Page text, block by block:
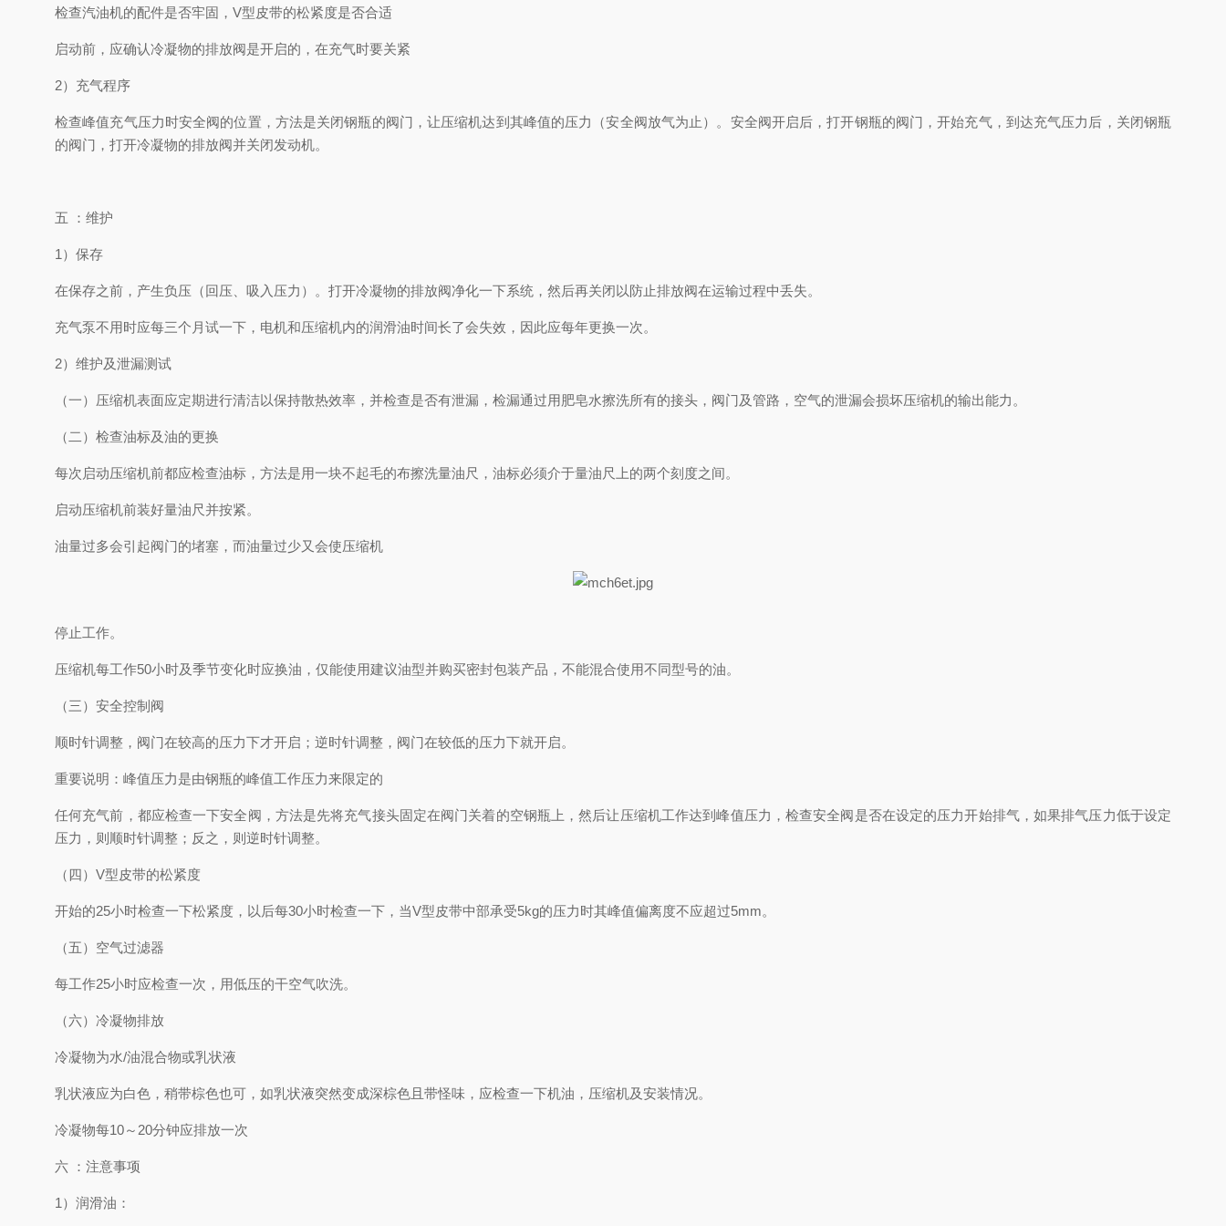
检查汽油机的配件是否牢固，V型皮带的松紧度是否合适
启动前，应确认冷凝物的排放阀是开启的，在充气时要关紧
2）充气程序
检查峰值充气压力时安全阀的位置，方法是关闭钢瓶的阀门，让压缩机达到其峰值的压力（安全阀放气为止）。安全阀开启后，打开钢瓶的阀门，开始充气，到达充气压力后，关闭钢瓶
的阀门，打开冷凝物的排放阀并关闭发动机。
五 ：维护
1）保存
在保存之前，产生负压（回压、吸入压力）。打开冷凝物的排放阀净化一下系统，然后再关闭以防止排放阀在运输过程中丢失。
充气泵不用时应每三个月试一下，电机和压缩机内的润滑油时间长了会失效，因此应每年更换一次。
2）维护及泄漏测试
（一）压缩机表面应定期进行清洁以保持散热效率，并检查是否有泄漏，检漏通过用肥皂水擦洗所有的接头，阀门及管路，空气的泄漏会损坏压缩机的输出能力。
（二）检查油标及油的更换
每次启动压缩机前都应检查油标，方法是用一块不起毛的布擦洗量油尺，油标必须介于量油尺上的两个刻度之间。
启动压缩机前装好量油尺并按紧。
油量过多会引起阀门的堵塞，而油量过少又会使压缩机
停止工作。
压缩机每工作50小时及季节变化时应换油，仅能使用建议油型并购买密封包装产品，不能混合使用不同型号的油。
（三）安全控制阀
顺时针调整，阀门在较高的压力下才开启；逆时针调整，阀门在较低的压力下就开启。
重要说明：峰值压力是由钢瓶的峰值工作压力来限定的
任何充气前，都应检查一下安全阀，方法是先将充气接头固定在阀门关着的空钢瓶上，然后让压缩机工作达到峰值压力，检查安全阀是否在设定的压力开始排气，如果排气压力低于设定
压力，则顺时针调整；反之，则逆时针调整。
（四）V型皮带的松紧度
开始的25小时检查一下松紧度，以后每30小时检查一下，当V型皮带中部承受5kg的压力时其峰值偏离度不应超过5mm。
（五）空气过滤器
每工作25小时应检查一次，用低压的干空气吹洗。
（六）冷凝物排放
冷凝物为水/油混合物或乳状液
乳状液应为白色，稍带棕色也可，如乳状液突然变成深棕色且带怪味，应检查一下机油，压缩机及安装情况。
冷凝物每10～20分钟应排放一次
六 ：注意事项
1）润滑油：